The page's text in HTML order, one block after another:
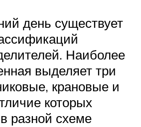
день существует
Наиболее
выделяет три
крановые и
которых
разной схеме